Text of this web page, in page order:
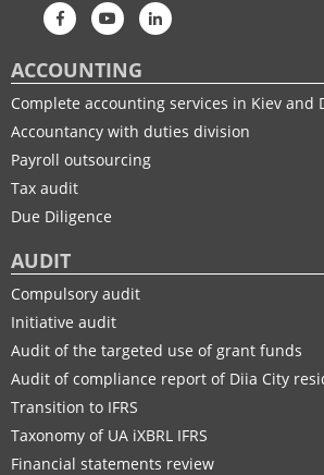
ACCOUNTING
Complete accounting services in Kiev and
Accountancy with duties division
Payroll outsourcing
Tax audit
Due Diligence
AUDIT
Compulsory audit
Initiative audit
Audit of the targeted use of grant funds
Audit of compliance report of Diia City
Transition to IFRS
Taxonomy of UA іXBRL IFRS
Financial statements review